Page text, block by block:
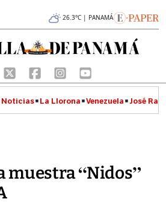
26.3°C | PANAMÁ
La Llorona Venezuela José
muestra “Nidos”